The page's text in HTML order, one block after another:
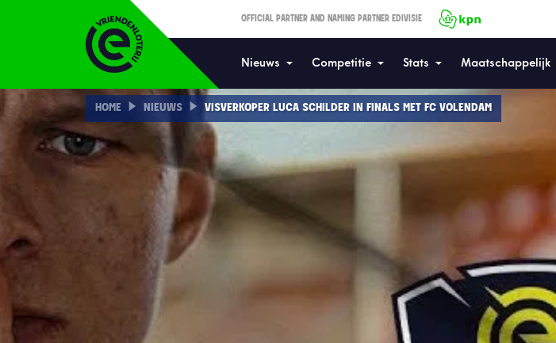
OFFICIAL PARTNER AND NAMING PARTNER EDIVISIE
Nieuws Competitie Stats Maatschappelijk
HOME NIEUWS VISVERKOPER LUCA SCHILDER IN FINALS MET FC VOLENDAM